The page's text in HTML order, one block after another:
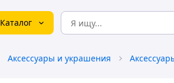
Каталог
Аксессуары и украшения